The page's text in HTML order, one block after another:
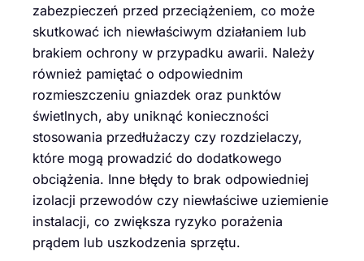
zabezpieczeń przed przeciążeniem, co może
skutkować ich niewłaściwym działaniem lub
brakiem ochrony w przypadku awarii. Należy
również pamiętać o odpowiednim
rozmieszczeniu gniazdek oraz punktów
świetlnych, aby uniknąć konieczności
stosowania przedłużaczy czy rozdzielaczy,
które mogą prowadzić do dodatkowego
obciążenia. Inne błędy to brak odpowiedniej
izolacji przewodów czy niewłaściwe uziemienie
instalacji, co zwiększa ryzyko porażenia
prądem lub uszkodzenia sprzętu.